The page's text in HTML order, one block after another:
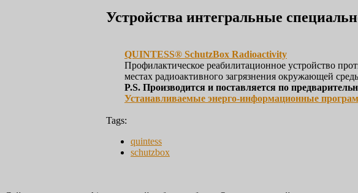
Устройства интегральные
QUINTESS® SchutzBox Radioactivity
Профилактическое реабилитационное устройство
местах радиоактивного загрязнения окружающей
P.S. Производится и поставляется по
Устанавливаемые энерго-информационные
Tags:
quintess
schutzbox